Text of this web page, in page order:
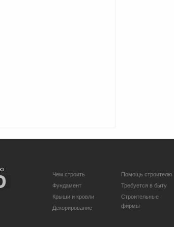
Чем строить
Фундамент
Крыши и кровли
Декорирование
Помощь строителю
Требуется в быту
Строительные
фирмы